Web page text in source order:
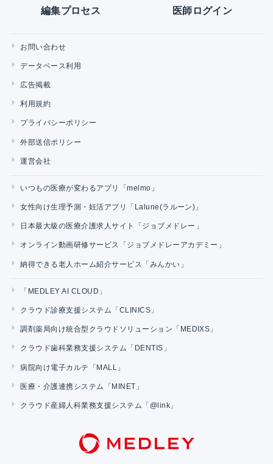
編集プロセス 医師ログイン
お問い合わせ
データベース利用
広告掲載
利用規約
プライバシーポリシー
外部送信ポリシー
運営会社
いつもの医療が変わるアプリ「melmo」
女性向け生理予測・妊活アプリ「Lalune(ラルーン)」
日本最大級の医療介護求人サイト「ジョブメドレー」
オンライン動画研修サービス「ジョブメドレーアカデミー」
納得できる老人ホーム紹介サービス「みんかい」
「MEDLEY AI CLOUD」
クラウド診療支援システム「CLINICS」
調剤薬局向け統合型クラウドソリューション「MEDIXS」
クラウド歯科業務支援システム「DENTIS」
病院向け電子カルテ「MALL」
医療・介護連携システム「MINET」
クラウド産婦人科業務支援システム「@link」